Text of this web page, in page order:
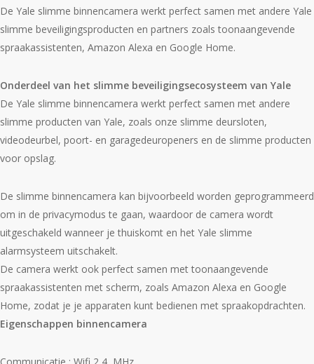
De Yale slimme binnencamera werkt perfect samen met andere Yale
slimme beveiligingsproducten en partners zoals toonaangevende
spraakassistenten, Amazon Alexa en Google Home.
Onderdeel van het slimme beveiligingsecosysteem van Yale
De Yale slimme binnencamera werkt perfect samen met andere
slimme producten van Yale, zoals onze slimme deursloten,
videodeurbel, poort- en garagedeuropeners en de slimme producten
voor opslag.
De slimme binnencamera kan bijvoorbeeld worden geprogrammeerd
om in de privacymodus te gaan, waardoor de camera wordt
uitgeschakeld wanneer je thuiskomt en het Yale slimme
alarmsysteem uitschakelt.
De camera werkt ook perfect samen met toonaangevende
spraakassistenten met scherm, zoals Amazon Alexa en Google
Home, zodat je je apparaten kunt bedienen met spraakopdrachten.
Eigenschappen binnencamera